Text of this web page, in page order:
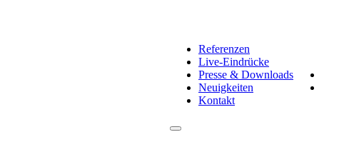
Referenzen
Live-Eindrücke
Presse & Downloads
Neuigkeiten
Kontakt